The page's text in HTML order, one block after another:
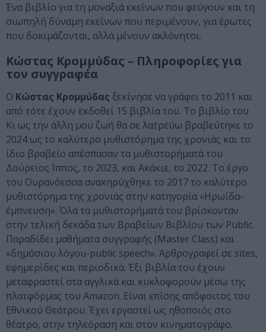
Ένα βιβλίο για τη μοναξιά εκείνων που φεύγουν και τη
σιωπηλή δύναμη εκείνων που περιμένουν, για έρωτες
που δοκιμάζονται, αλλά μένουν ακλόνητοι.
Κώστας Κρομμύδας – Πληροφορίες για
τον συγγραφέα
Ο Κώστας Κρομμύδας ξεκίνησε να γράφει το 2011 και
από τότε έχουν εκδοθεί 15 βιβλία του. Το βιβλίο του
Κι ως την άλλη μου ζωή θα σε λατρεύω βραβεύτηκε το
2024 ως το καλύτερο µυθιστόρηµα της χρονιάς και το
ίδιο βραβείο απέσπασαν τα μυθιστορήματά του
Δούρειος Ίππος, το 2023, και Ακάκιε, το 2022. Το έργο
του Ουρανόεσσα ανακηρύχθηκε το 2017 το καλύτερο
µυθιστόρηµα της χρονιάς στην κατηγορία «Ηρωίδα-
έµπνευση». Όλα τα µυθιστορήµατά του βρίσκονταν
στην τελική δεκάδα των Βραβείων Βιβλίου των Public.
Παραδίδει µαθήµατα συγγραφής (Master Class) και
«δηµόσιου λόγου-public speech». Αρθρογραφεί σε sites,
εφηµερίδες και περιοδικά. Έξι βιβλία του έχουν
µεταφραστεί στα αγγλικά και κυκλοφορούν µέσω της
πλατφόρµας του Amazon. Είναι επίσης απόφοιτος του
Εθνικού Θεάτρου. Έχει εργαστεί ως ηθοποιός στο
θέατρο, στην τηλεόραση και στον κινηματογράφο.